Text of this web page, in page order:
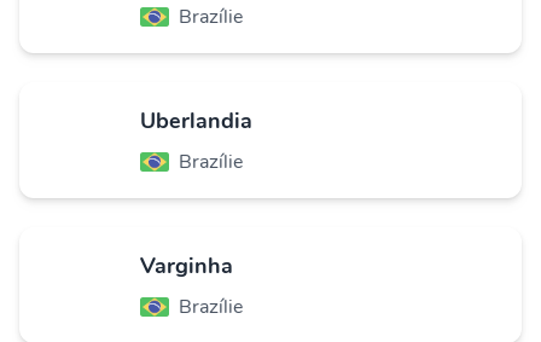
Brazílie
Uberlandia
Brazílie
Varginha
Brazílie